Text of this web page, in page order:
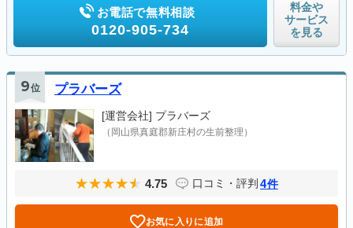
お電話で無料相談
0120-905-734
料金や
サービス
を見る
9位 プラバーズ
[運営会社] プラバーズ
（岡山県真庭郡新庄村の生前整理）
4.75 口コミ・評判 4件
お気に入りに追加